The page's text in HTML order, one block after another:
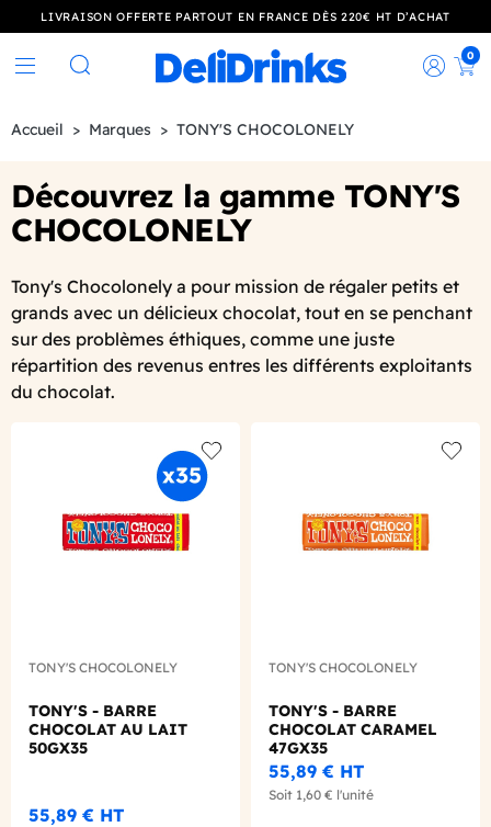
LIVRAISON OFFERTE PARTOUT EN FRANCE DÈS 220€ HT D’ACHAT
Rechercher
0
Accueil Marques TONY'S CHOCOLONELY
Découvrez la gamme TONY'S
CHOCOLONELY
Tony's Chocolonely a pour mission de régaler petits et
grands avec un délicieux chocolat, tout en se penchant
sur des problèmes éthiques, comme une juste
répartition des revenus entres les différents exploitants
du chocolat.
Add to wishlist
TONY'S CHOCOLONELY
TONY'S - BARRE
CHOCOLAT AU LAIT
50GX35
55,89 € HT
TONY'S CHOCOLONELY
TONY'S - BARRE
CHOCOLAT CARAMEL
47GX35
55,89 € HT
Soit 1,60 € l'unité